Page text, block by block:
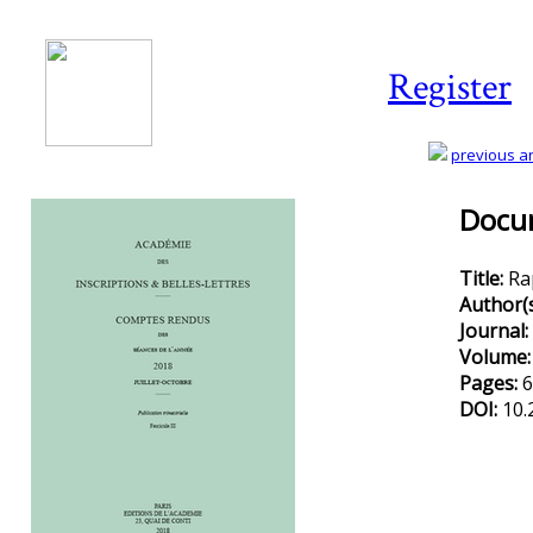
Register
previous
Title:
Journal:
Volume:
Pages:
DOI: